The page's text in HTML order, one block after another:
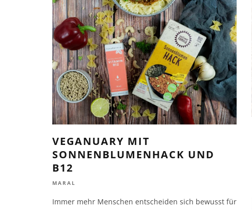
VEGANUARY MIT
SONNENBLUMENHACK UND
B12
MARAL
Immer mehr Menschen entscheiden sich bewusst für